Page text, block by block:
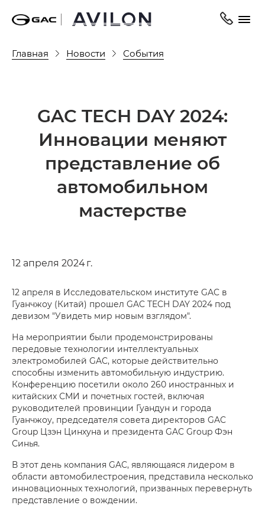
Главная Новости События
GAC TECH DAY 2024:
Инновации меняют
представление об
автомобильном
мастерстве
12 апреля 2024 г.
12 апреля в Исследовательском институте GAC в
Гуанчжоу (Китай) прошел GAC TECH DAY 2024 под
девизом "Увидеть мир новым взглядом".
На мероприятии были продемонстрированы
передовые технологии интеллектуальных
электромобилей GAC, которые действительно
способны изменить автомобильную индустрию.
Конференцию посетили около 260 иностранных и
китайских СМИ и почетных гостей, включая
руководителей провинции Гуандун и города
Гуанчжоу, председателя совета директоров GAC
Group Цзэн Цинхуна и президента GAC Group Фэн
Синья.
В этот день компания GAC, являющаяся лидером в
области автомобилестроения, представила несколько
инновационных технологий, призванных перевернуть
представление о вождении.